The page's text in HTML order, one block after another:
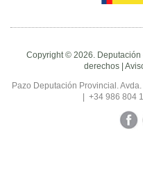
Copyright © 2026.
derechos |
Pazo Deputación Provincial.
| +34 986 804